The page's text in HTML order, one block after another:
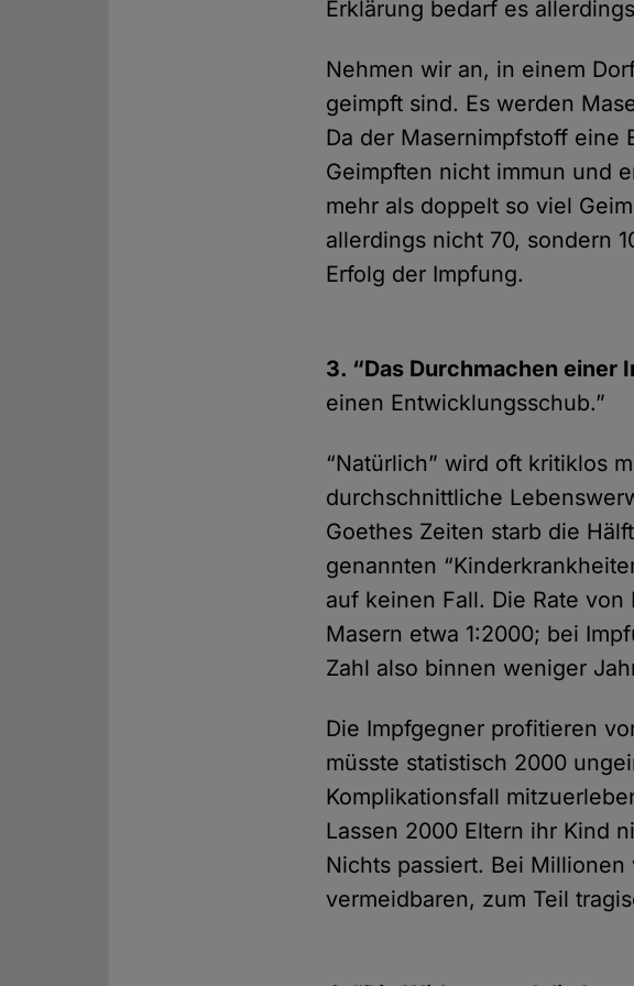
Erklärung bedarf es
Nehmen wir an, in einem
geimpft sind. Es werden
Da der Masernimpfstoff eine
Geimpften nicht immun und
mehr als doppelt so viel
allerdings nicht 70, sondern
Erfolg der Impfung.
3. “Das Durchmachen einer
einen Entwicklungsschub.”
“Natürlich” wird oft kritiklos
durchschnittliche
Goethes Zeiten starb die
genannten
auf keinen Fall. Die Rate
Masern etwa 1:2000; bei
Zahl also binnen weniger
Die Impfgegner profitieren
müsste statistisch 2000
Komplikationsfall
Lassen 2000 Eltern ihr Kind
Nichts passiert. Bei
vermeidbaren, zum Teil